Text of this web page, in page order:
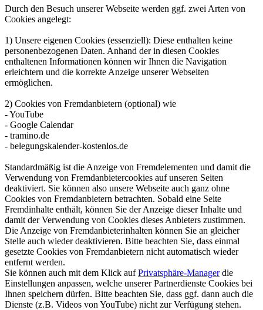
Durch den Besuch unserer Webseite werden ggf. zwei Arten von
Cookies angelegt:
1) Unsere eigenen Cookies (essenziell): Diese enthalten keine
personenbezogenen Daten. Anhand der in diesen Cookies
enthaltenen Informationen können wir Ihnen die Navigation
erleichtern und die korrekte Anzeige unserer Webseiten
ermöglichen.
2) Cookies von Fremdanbietern (optional) wie
- YouTube
- Google Calendar
- tramino.de
- belegungskalender-kostenlos.de
Standardmäßig ist die Anzeige von Fremdelementen und damit die
Verwendung von Fremdanbietercookies auf unseren Seiten
deaktiviert. Sie können also unsere Webseite auch ganz ohne
Cookies von Fremdanbietern betrachten. Sobald eine Seite
Fremdinhalte enthält, können Sie der Anzeige dieser Inhalte und
damit der Verwendung von Cookies dieses Anbieters zustimmen.
Die Anzeige von Fremdanbieterinhalten können Sie an gleicher
Stelle auch wieder deaktivieren. Bitte beachten Sie, dass einmal
gesetzte Cookies von Fremdanbietern nicht automatisch wieder
entfernt werden.
Sie können auch mit dem Klick aufPrivatsphäre-Managerdie
Einstellungen anpassen, welche unserer Partnerdienste Cookies bei
Ihnen speichern dürfen. Bitte beachten Sie, dass ggf. dann auch die
Dienste (z.B. Videos von YouTube) nicht zur Verfügung stehen.